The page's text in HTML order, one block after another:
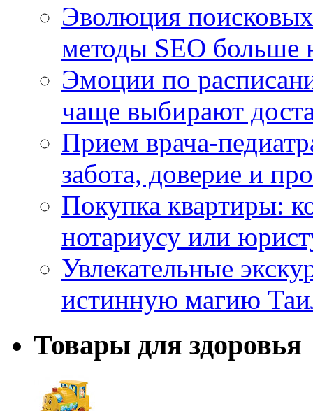
Эволюция
методы SEO больше
Эмоции по
чаще выбирают
Прием врача-
забота, доверие и
Покупка квартиры:
нотариусу или
Увлекательные
истинную магию
Товары для здоровья